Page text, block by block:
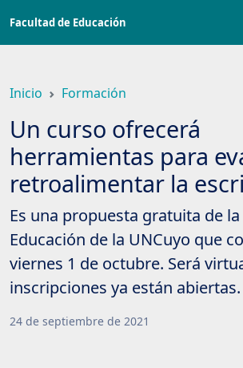
contenido
Facultad de Educación
Inicio Formación
Un curso ofrecerá
herramientas para
retroalimentar la
Es una propuesta gratuita de
Educación de la UNCuyo que
viernes 1 de octubre. Será
inscripciones ya están abiertas.
24 de septiembre de 2021